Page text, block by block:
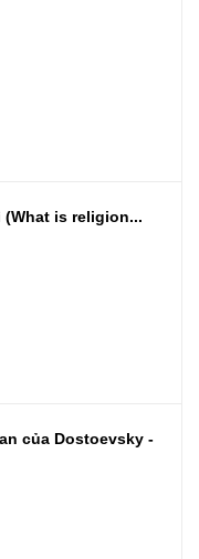
is religion...
của Dostoevsky -